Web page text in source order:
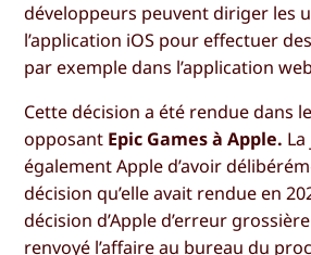
développeurs peuvent diriger les
l’application iOS pour effectuer
par exemple dans l’application
Cette décision a été rendue dans
opposant Epic Games à Apple.
également Apple d’avoir
décision qu’elle avait rendue en
décision d’Apple d’erreur
renvoyé l’affaire au bureau du